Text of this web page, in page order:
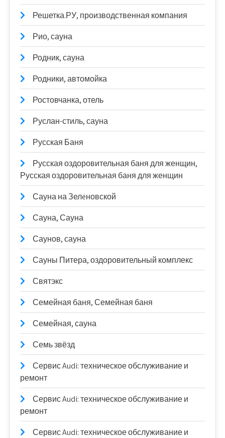
Решетка.РУ, производственная компания
Рио, сауна
Родник, сауна
Родники, автомойка
Ростовчанка, отель
Руслан-стиль, сауна
Русская Баня
Русская оздоровительная баня для женщин,
Русская оздоровительная баня для женщин
Сауна на Зелëновской
Сауна, Сауна
Саунов, сауна
Сауны Питера, оздоровительный комплекс
Святэкс
Семейная баня, Семейная баня
Семейная, сауна
Семь звёзд
Сервис Audi: техническое обслуживание и
ремонт
Сервис Audi: техническое обслуживание и
ремонт
Сервис Audi: техническое обслуживание и